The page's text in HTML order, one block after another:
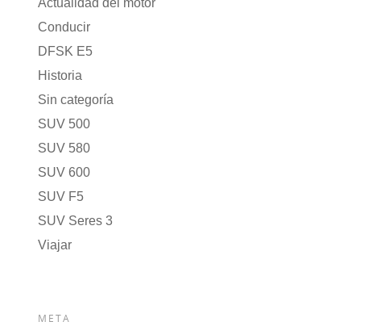
Actualidad del motor
Conducir
DFSK E5
Historia
Sin categoría
SUV 500
SUV 580
SUV 600
SUV F5
SUV Seres 3
Viajar
META